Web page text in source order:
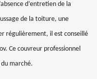
d’entretien de la
de la toiture, une
régulièrement, il est conseillé
Ce couvreur professionnel
marché.